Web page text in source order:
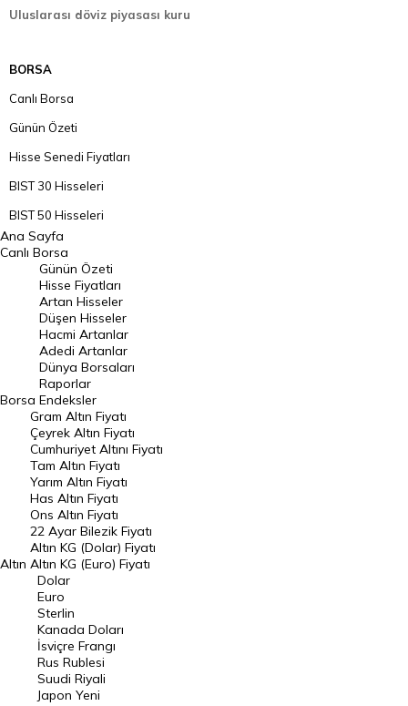
Uluslarası döviz piyasası kuru
BORSA
Canlı Borsa
Günün Özeti
Hisse Senedi Fiyatları
BIST 30 Hisseleri
BIST 50 Hisseleri
BIST 100 Hisseleri
En Çok Artan Hisseler
En Çok Düşen Hisseler
Hacmi Artanlar
Geçmiş Kapanışlar
Dünya Borsaları
Raporlar
Endeksler
DÖVİZ
Döviz Kuru
Dolar Kuru
Euro Kuru
Pound Kuru
Frank Kuru
Riyal Kuru
Avustralya Doları
Ana Sayfa
Canlı Borsa
Borsa
Günün Özeti
Hisse Fiyatları
Artan Hisseler
Düşen Hisseler
Hacmi Artanlar
Adedi Artanlar
Dünya Borsaları
Raporlar
Endeksler
Altın
Gram Altın Fiyatı
Çeyrek Altın Fiyatı
Cumhuriyet Altını Fiyatı
Tam Altın Fiyatı
Yarım Altın Fiyatı
Has Altın Fiyatı
Ons Altın Fiyatı
22 Ayar Bilezik Fiyatı
Altın KG (Dolar) Fiyatı
Altın KG (Euro) Fiyatı
Dolar
Euro
Sterlin
Kanada Doları
İsviçre Frangı
Rus Rublesi
Suudi Riyali
Japon Yeni